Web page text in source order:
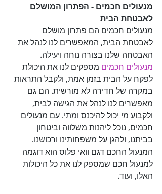
מנעולים חכמים - הפתרון המושלם
לאבטחת הבית
מנעולים חכמים הם פתרון מושלם
לאבטחת הבית, המאפשרים לנו לנהל את
האבטחה שלנו בצורה נוחה ויעילה.
מנעולים חכמים מספקים לנו את היכולת
לפקח על הבית בזמן אמת, ולקבל התראות
במקרה של חדירה לא מורשית. הם גם
מאפשרים לנו לנהל את הגישה לבית,
ולקבוע מי יכול להיכנס ומתי. עם מנעולים
חכמים, נוכל ליהנות משלווה וביטחון
בביתנו, ולהגן על משפחותינו ורכושנו.
המנעול החכם דגם וואי פלוס הוא דוגמה
למנעול חכם שמספק לנו את כל היכולות
האלו, ועוד.